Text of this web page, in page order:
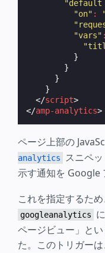
"default
"on" :
"vars" :
}
}
}
}
</script>
</amp-analytics>
ページ上部の
analytics
スニペ
示す通知を Google
これを指定するため
googleanalytics
ページビュー」と
た。このトリガー